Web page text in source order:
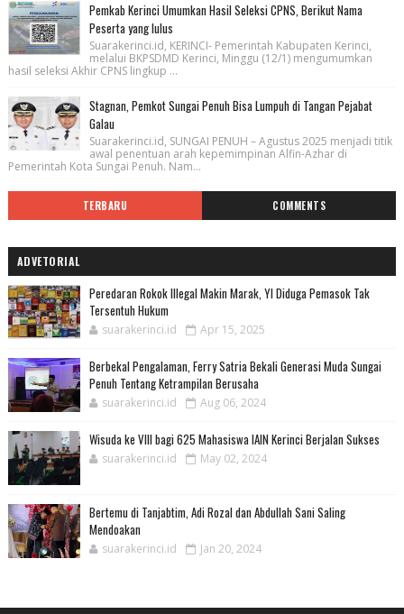
Pemkab Kerinci Umumkan Hasil Seleksi CPNS, Berikut Nama
Peserta yang lulus
Suarakerinci.id, KERINCI- Pemerintah Kabupaten Kerinci,
melalui BKPSDMD Kerinci, Minggu (12/1) mengumumkan
hasil seleksi Akhir CPNS lingkup ...
Stagnan, Pemkot Sungai Penuh Bisa Lumpuh di Tangan Pejabat
Galau
Suarakerinci.id, SUNGAI PENUH – Agustus 2025 menjadi titik
awal penentuan arah kepemimpinan Alfin-Azhar di
Pemerintah Kota Sungai Penuh. Nam...
TERBARU COMMENTS
ADVETORIAL
Peredaran Rokok Illegal Makin Marak, YI Diduga Pemasok Tak
Tersentuh Hukum
suarakerinci.id Apr 15, 2025
Berbekal Pengalaman, Ferry Satria Bekali Generasi Muda Sungai
Penuh Tentang Ketrampilan Berusaha
suarakerinci.id Aug 06, 2024
Wisuda ke VIII bagi 625 Mahasiswa IAIN Kerinci Berjalan Sukses
suarakerinci.id May 02, 2024
Bertemu di Tanjabtim, Adi Rozal dan Abdullah Sani Saling
Mendoakan
suarakerinci.id Jan 20, 2024